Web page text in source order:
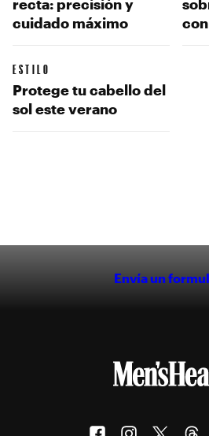
recta: precisión y
cuidado máximo
ESTILO
Protege tu cabello del
sol este verano
Envía un